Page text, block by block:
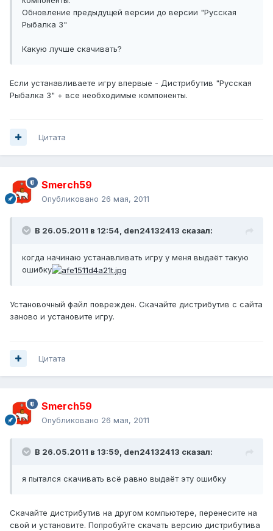
Обновление предыдущей версии до версии "Русская
Рыбалка 3"
Какую лучше скачивать?
Если устанавливаете игру впервые - Дистрибутив "Русская
Рыбалка 3" + все необходимые компоненты.
Цитата
Smerch59
Опубликовано 26 мая, 2011
В 26.05.2011 в 12:54, den24132413 сказал:
когда начинаю устанавливать игру у меня выдаёт такую
ошибку
Установочный файл поврежден. Скачайте дистрибутив с сайта
заново и установите игру.
Цитата
Smerch59
Опубликовано 26 мая, 2011
В 26.05.2011 в 13:59, den24132413 сказал:
я пытался скачивать всё равно выдаёт эту ошибку
Скачайте дистрибутив на другом компьютере, перенесите на
свой и установите. Попробуйте скачать версию дистрибутива